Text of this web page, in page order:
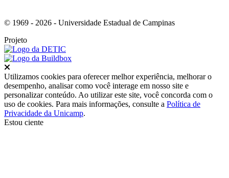
© 1969 - 2026 - Universidade Estadual de Campinas
Projeto
Utilizamos cookies para oferecer melhor experiência, melhorar o
desempenho, analisar como você interage em nosso site e
personalizar conteúdo. Ao utilizar este site, você concorda com o
uso de cookies. Para mais informações, consulte a Política de
Privacidade da Unicamp.
Estou ciente